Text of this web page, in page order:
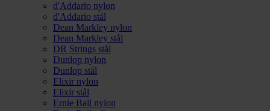
d'Addario nylon
d'Addario stål
Dean Markley nylon
Dean Markley stål
DR Strings stål
Dunlop nylon
Dunlop stål
Elixir nylon
Elixir stål
Ernie Ball nylon